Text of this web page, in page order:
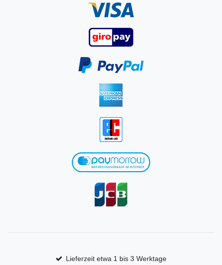
Lieferzeit etwa 1 bis 3 Werktage